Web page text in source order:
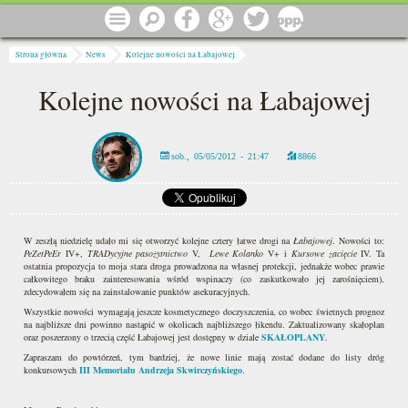
Przejdź do treści Menu Szukaj Facebook Google Twitter
Jesteś tutaj
Strona główna News Kolejne nowości na Łabajowej
Kolejne nowości na Łabajowej
sob., 05/05/2012 - 21:47 8866
W zeszłą niedzielę udało mi się otworzyć kolejne cztery łatwe drogi naŁabajowej . Nowości to:
PeZetPeEr IV+, TRADycyjne pasożytnictwo V, Lewe Kolanko V+ i Kursowe zacięcieIV. Ta
ostatnia propozycja to moja stara droga prowadzona na własnej protekcji, jednakże wobec prawie
całkowitego braku zainteresowania wśród wspinaczy (co zaskutkowało jej zarośnięciem),
zdecydowałem się na zainstalowanie punktów asekuracyjnych.
Wszystkie nowości wymagają jeszcze kosmetycznego doczyszczenia, co wobec świetnych prognoz
na najbliższe dni powinno nastąpić w okolicach najbliższego łikendu. Zaktualizowany skałoplan
oraz poszerzony o trzecią część Łabajowej jest dostępny w dziale SKAŁOPLANY
Zapraszam do powtórzeń, tym bardziej, że nowe linie mają zostać dodane do listy dróg
konkursowych III Memoriału Andrzeja Skwirczyńskiego